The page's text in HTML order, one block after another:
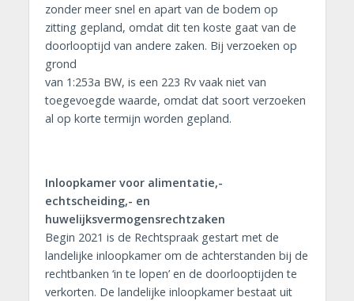
zonder meer snel en apart van de bodem op
zitting gepland, omdat dit ten koste gaat van de
doorlooptijd van andere zaken. Bij verzoeken op
grond
van 1:253a BW, is een 223 Rv vaak niet van
toegevoegde waarde, omdat dat soort verzoeken
al op korte termijn worden gepland.
Inloopkamer voor alimentatie,-
echtscheiding,- en
huwelijksvermogensrechtzaken
Begin 2021 is de Rechtspraak gestart met de
landelijke inloopkamer om de achterstanden bij de
rechtbanken ‘in te lopen’ en de doorlooptijden te
verkorten. De landelijke inloopkamer bestaat uit